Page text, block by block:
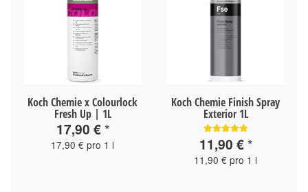
Koch Chemie x Colourlock
Fresh Up | 1L
17,90 €*
17,90 € pro 1 l
Koch Chemie Finish Spray
Exterior 1L
11,90 €*
11,90 € pro 1 l